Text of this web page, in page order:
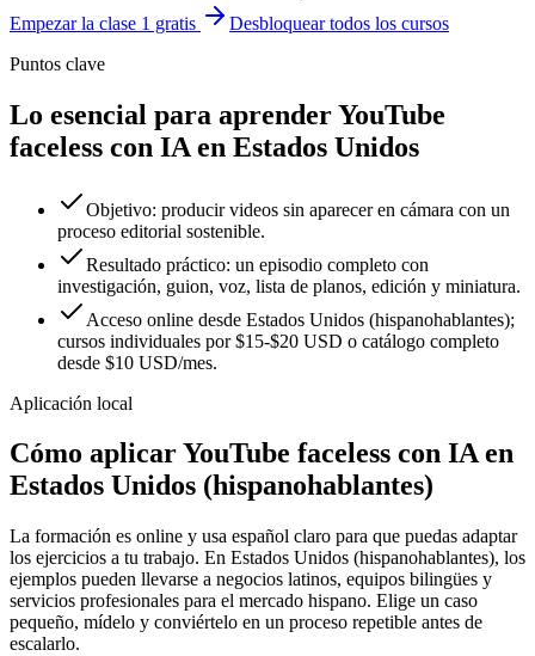
Empezar la clase 1 gratis
Desbloquear todos los cursos
Puntos clave
Lo esencial para aprender YouTube
faceless con IA en Estados Unidos
Objetivo: producir videos sin aparecer en cámara con un
proceso editorial sostenible.
Resultado práctico: un episodio completo con
investigación, guion, voz, lista de planos, edición y miniatura.
Acceso online desde Estados Unidos (hispanohablantes);
cursos individuales por $15-$20 USD o catálogo completo
desde $10 USD/mes.
Aplicación local
Cómo aplicarYouTube faceless con IAen
Estados Unidos (hispanohablantes)
La formación es online y usa español claro para que puedas adaptar
los ejercicios a tu trabajo. En Estados Unidos (hispanohablantes), los
ejemplos pueden llevarse a negocios latinos, equipos bilingües y
servicios profesionales para el mercado hispano. Elige un caso
pequeño, mídelo y conviértelo en un proceso repetible antes de
escalarlo.